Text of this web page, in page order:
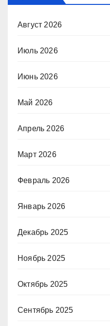
Август 2026
Июль 2026
Июнь 2026
Май 2026
Апрель 2026
Март 2026
Февраль 2026
Январь 2026
Декабрь 2025
Ноябрь 2025
Октябрь 2025
Сентябрь 2025